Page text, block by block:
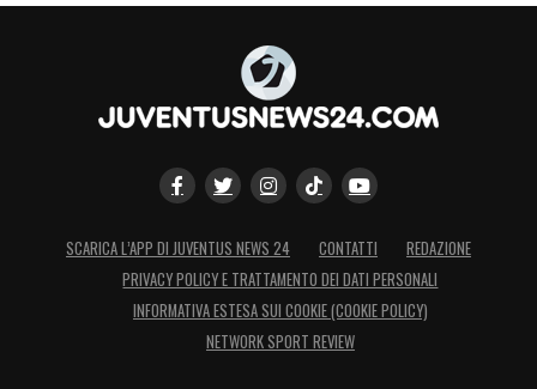
SCARICA L’APP DI JUVENTUS NEWS 24 CONTATTI
REDAZIONE
PRIVACY POLICY E TRATTAMENTO DEI DATI PERSONALI
INFORMATIVA ESTESA SUI COOKIE (COOKIE POLICY)
NETWORK SPORT REVIEW